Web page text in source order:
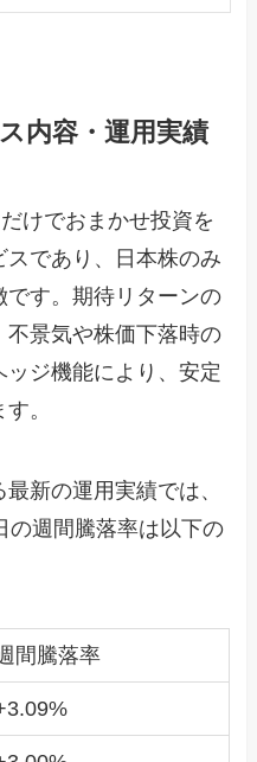
内容・運用実績
けでおまかせ投資を
であり、日本株のみ
す。期待リターンの
景気や株価下落時の
ジ機能により、安定
。
新の運用実績では、
の週間騰落率は以下の
間騰落率